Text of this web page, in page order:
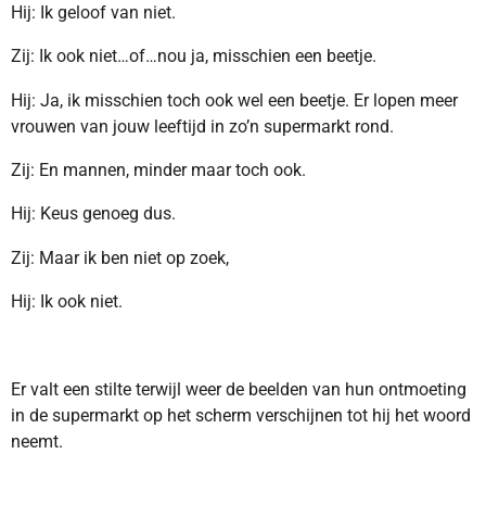
Hij: Ik geloof van niet.
Zij: Ik ook niet…of…nou ja, misschien een beetje.
Hij: Ja, ik misschien toch ook wel een beetje. Er lopen meer
vrouwen van jouw leeftijd in zo’n supermarkt rond.
Zij: En mannen, minder maar toch ook.
Hij: Keus genoeg dus.
Zij: Maar ik ben niet op zoek,
Hij: Ik ook niet.
Er valt een stilte terwijl weer de beelden van hun ontmoeting
in de supermarkt op het scherm verschijnen tot hij het woord
neemt.